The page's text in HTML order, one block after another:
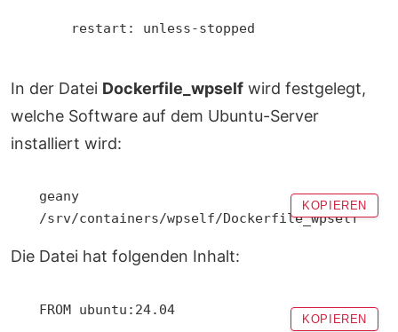
In der Datei Dockerfile_wpself wird festgelegt,
welche Software auf dem Ubuntu-Server
installiert wird:
geany
/srv/containers/wpself/Dockerfile_wpself
KOPIEREN
Die Datei hat folgenden Inhalt:
FROM ubuntu:24.04
KOPIEREN